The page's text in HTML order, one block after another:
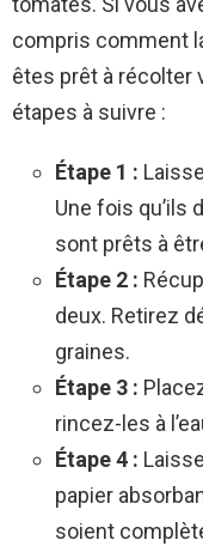
compris comment
êtes prêt à récolter
étapes à suivre :
Étape 1 :
Une fois qu’ils
sont prêts à
Étape 2 :
deux. Retirez
graines.
Étape 3 :
rincez-les à
Étape 4 :
papier
soient